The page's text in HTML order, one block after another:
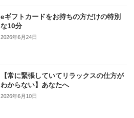
eギフトカードをお持ちの方だけの特別
な10分
2026年6月24日
【常に緊張していてリラックスの仕方が
わからない】あなたへ
2026年6月10日